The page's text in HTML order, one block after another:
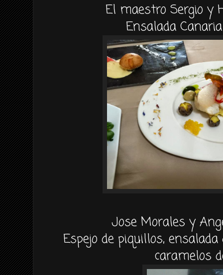
El maestro Sergio y
Ensalada
Jose Morales y
Espejo de piquillos,
caramelos